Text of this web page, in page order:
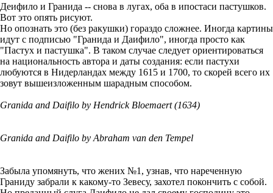
Деифило и Гранида -- снова в лугах, оба в ипостаси пастушков.
Вот это опять рисуют.
Но опознать это (без ракушки) гораздо сложнее. Иногда картины
идут с подписью "Гранида и Даифило", иногда просто как
"Пастух и пастушка". В таком случае следует ориентироваться
на национальность автора и даты создания: если пастухи
любуются в Нидерландах между 1615 и 1700, то скорей всего их
зовут вышеизложенным шарадным способом.
Granida and Daifilo by Hendrick Bloemaert (1634)
Granida and Daifilo by Abraham van den Tempel
Забыла упомянуть, что жених №1, узнав, что нареченную
Граниду забрали к какому-то Зевесу, захотел покончить с собой.